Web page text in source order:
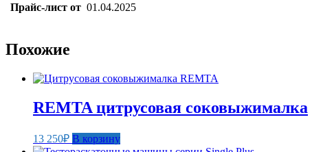
Прайс-лист от 01.04.2025
Похожие
REMTA цитрусовая соковыжималка
13 250₽ В корзину